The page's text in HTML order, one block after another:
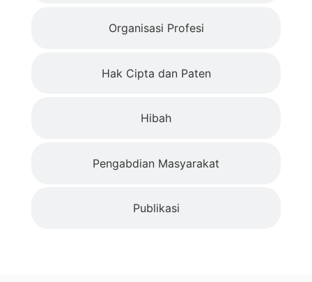
Organisasi Profesi
Hak Cipta dan Paten
Hibah
Pengabdian Masyarakat
Publikasi